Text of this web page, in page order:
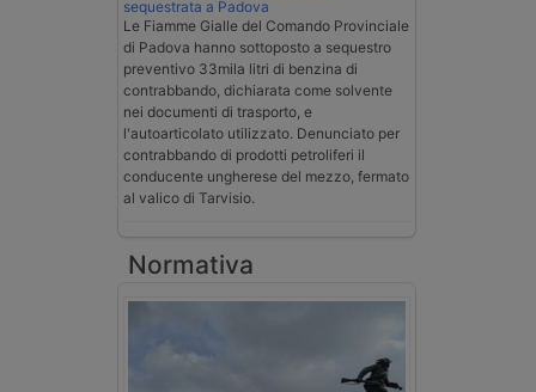
sequestrata a Padova
Le Fiamme Gialle del Comando Provinciale
di Padova hanno sottoposto a sequestro
preventivo 33mila litri di benzina di
contrabbando, dichiarata come solvente
nei documenti di trasporto, e
l'autoarticolato utilizzato. Denunciato per
contrabbando di prodotti petroliferi il
conducente ungherese del mezzo, fermato
al valico di Tarvisio.
Normativa